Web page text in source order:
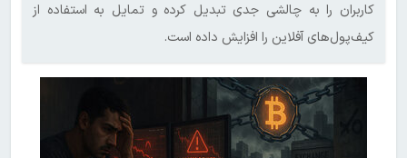
کاربران را به چالشی جدی تبدیل کرده و تمایل به استفاده از
کیف‌پول‌های آفلاین را افزایش داده است.